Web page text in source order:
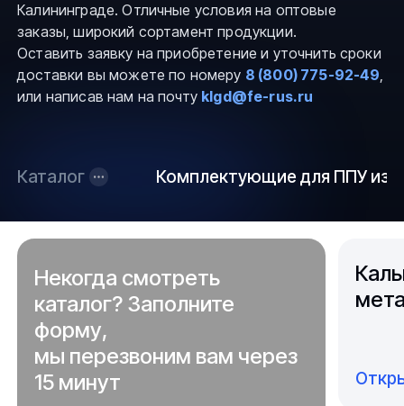
Калининграде. Отличные условия на оптовые
заказы, широкий сортамент продукции.
Оставить заявку на приобретение и уточнить сроки
доставки вы можете по номеру 8 (800) 775-92-49,
или написав нам на почту klgd@fe-rus.ru
Каталог Комплектующие для ППУ из
Некогда смотреть
каталог? Заполните
форму,
мы перезвоним вам через
15 минут